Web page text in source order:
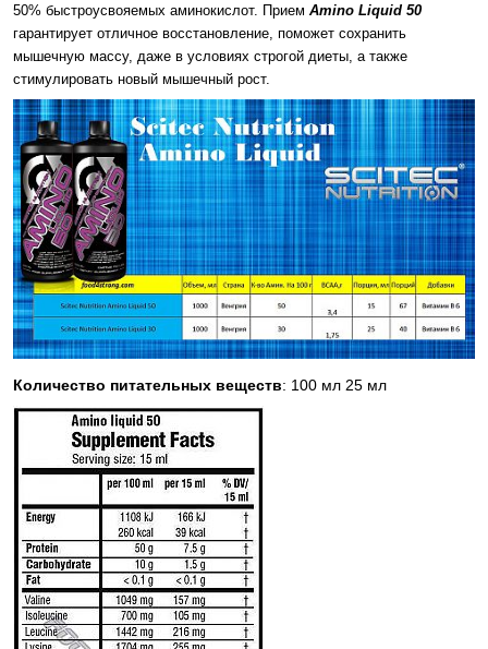
50% быстроусвояемых аминокислот. Прием Amino Liquid 50
гарантирует отличное восстановление, поможет сохранить
мышечную массу, даже в условиях строгой диеты, а также
стимулировать новый мышечный рост.
Количество питательных веществ: 100 мл 25 мл